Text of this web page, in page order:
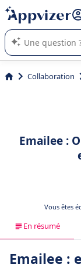
répondre
L'IA de Appvizer
logiciel SaaS en
Collaboration
Emailee :
Vous êtes
En résumé
Emailee :